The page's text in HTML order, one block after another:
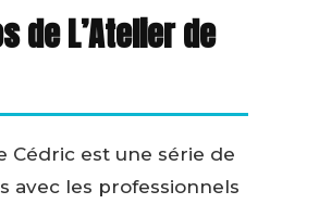
de L’Atelier de
Cédric est une série de
avec les professionnels